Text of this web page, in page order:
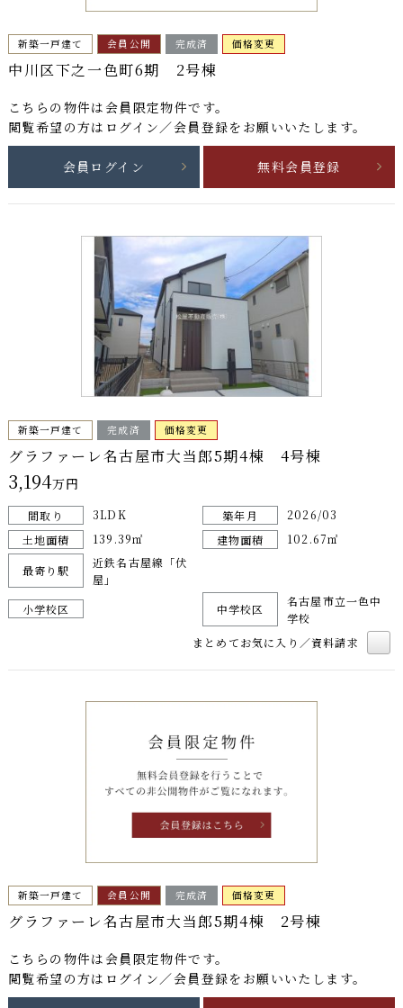
新築一戸建て 会員公開 完成済 価格変更
中川区下之一色町6期 2号棟
こちらの物件は 会員限定物件です。
閲覧希望の方はログイン／会員登録をお願いいたします。
会員ログイン 無料会員登録
新築一戸建て 完成済 価格変更
グラファーレ名古屋市大当郎5期4棟 4号棟
3,194万円
間取り 3LDK 築年月
2026/03
土地面積
139.39㎡ 建物面積 102.67㎡
最寄り駅
近鉄名古屋線「伏
屋」
小学校区
中学校区
名古屋市立一色中
学校
まとめてお気に入り／資料請求
新築一戸建て 会員公開 完成済 価格変更
グラファーレ名古屋市大当郎5期4棟 2号棟
こちらの物件は 会員限定物件です。
閲覧希望の方はログイン／会員登録をお願いいたします。